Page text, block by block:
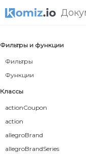
Фильтры и функции
Фильтры
Функции
Классы
actionCoupon
action
allegroBrand
allegroBrandSeries